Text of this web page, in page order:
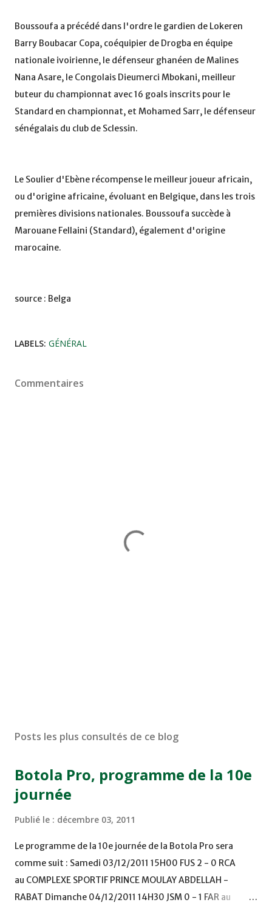
Boussoufa a précédé dans l'ordre le gardien de Lokeren
Barry Boubacar Copa, coéquipier de Drogba en équipe
nationale ivoirienne, le défenseur ghanéen de Malines
Nana Asare, le Congolais Dieumerci Mbokani, meilleur
buteur du championnat avec 16 goals inscrits pour le
Standard en championnat, et Mohamed Sarr, le défenseur
sénégalais du club de Sclessin.
Le Soulier d'Ebène récompense le meilleur joueur africain,
ou d'origine africaine, évoluant en Belgique, dans les trois
premières divisions nationales. Boussoufa succède à
Marouane Fellaini (Standard), également d'origine
marocaine.
source : Belga
LABELS: GÉNÉRAL
Commentaires
Posts les plus consultés de ce blog
Botola Pro, programme de la 10e
journée
Publié le : décembre 03, 2011
Le programme de la 10e journée de la Botola Pro sera
comme suit : Samedi 03/12/2011 15H00 FUS 2 - 0 RCA
au COMPLEXE SPORTIF PRINCE MOULAY ABDELLAH -
RABAT Dimanche 04/12/2011 14H30 JSM 0 - 1 FAR au